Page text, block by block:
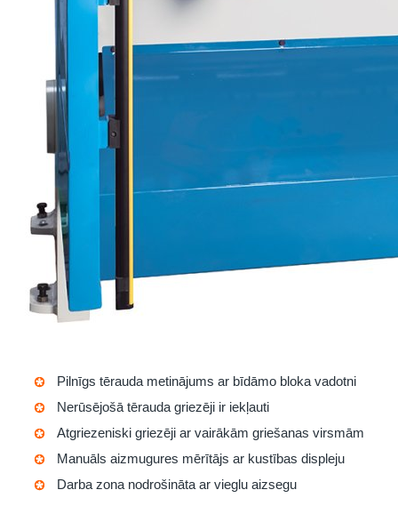
Pilnīgs tērauda metinājums ar bīdāmo bloka vadotni
Nerūsējošā tērauda griezēji ir iekļauti
Atgriezeniski griezēji ar vairākām griešanas virsmām
Manuāls aizmugures mērītājs ar kustības displeju
Darba zona nodrošināta ar vieglu aizsegu